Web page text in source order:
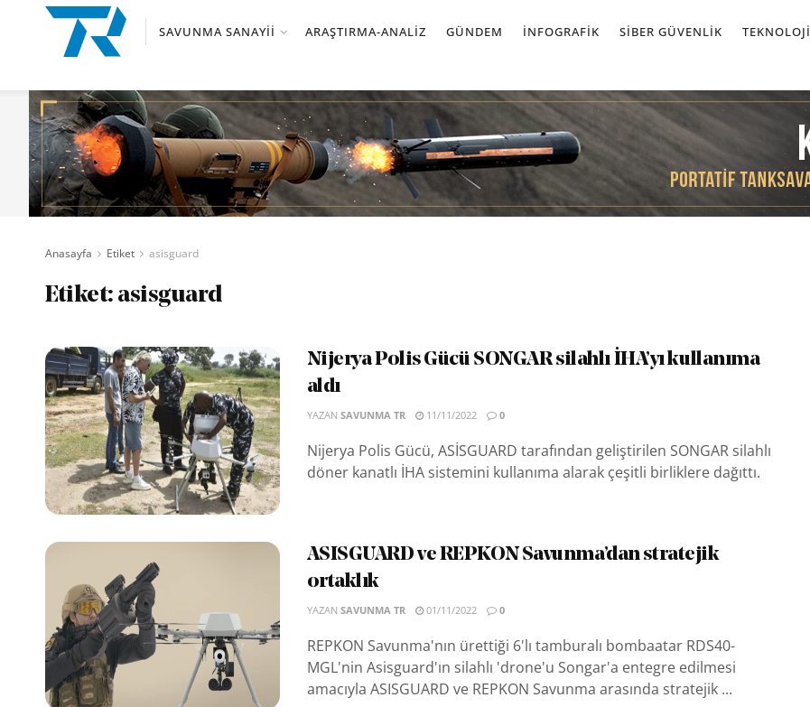
SAVUNMA SANAYII ARAŞTIRMA-ANALIZ GÜNDEM İNFOGRAFIK SIBER GÜVENLIK TEKNOLOJI
Anasayfa Etiket asisguard
Etiket: asisguard
Nijerya Polis Gücü SONGAR silahlı İHA’yı kullanıma
aldı
YAZAN SAVUNMA TR 11/11/2022 0
Nijerya Polis Gücü, ASİSGUARD tarafından geliştirilen SONGAR silahlı
döner kanatlı İHA sistemini kullanıma alarak çeşitli birliklere dağıttı.
ASISGUARD ve REPKON Savunma’dan stratejik
ortaklık
YAZAN SAVUNMA TR 01/11/2022 0
REPKON Savunma'nın ürettiği 6'lı tamburalı bombaatar RDS40-
MGL'nin Asisguard'ın silahlı 'drone'u Songar'a entegre edilmesi
amacıyla ASISGUARD ve REPKON Savunma arasında stratejik ...